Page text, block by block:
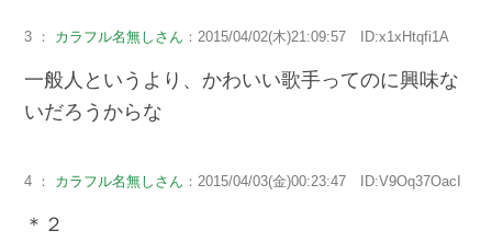
3 ： カラフル名無しさん ：2015/04/02(木)21:09:57 ID:x1xHtqfi1A
一般人というより、かわいい歌手ってのに興味な
いだろうからな
4 ： カラフル名無しさん ：2015/04/03(金)00:23:47 ID:V9Oq37OacI
＊２